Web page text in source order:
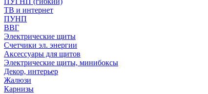
ТВ и интернет
ПУНП
ВВГ
Электрические щиты
Счетчики эл. энергии
Аксессуары для щитов
Электрические щиты, минибоксы
Декор, интерьер
Жалюзи
Карнизы